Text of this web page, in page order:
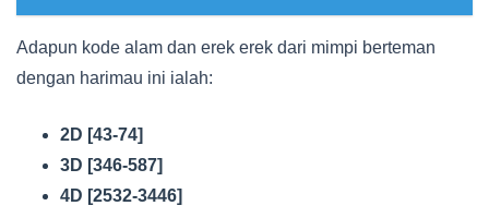
Adapun kode alam dan erek erek dari mimpi berteman
dengan harimau ini ialah:
2D [43-74]
3D [346-587]
4D [2532-3446]